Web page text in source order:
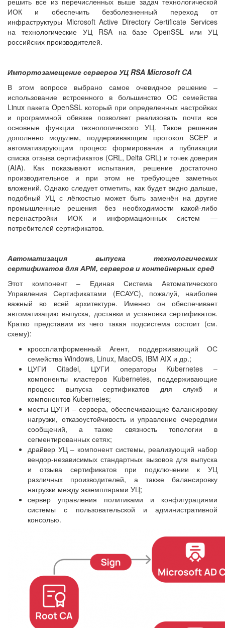
ИОК и обеспечить безболезненный переход от
инфраструктуры Microsoft Active Directory Certificate Services
на технологические УЦ RSA на базе OpenSSL или УЦ
российских производителей.
Импортозамещение серверов УЦ RSA Microsoft CA
В этом вопросе выбрано самое очевидное решение –
использование встроенного в большинство ОС семейства
Linux пакета OpenSSL который при определенных настройках
и программной обвязке позволяет реализовать почти все
основные функции технологического УЦ. Такое решение
дополнено модулем, поддерживающим протокол SCEP и
автоматизирующим процесс формирования и публикации
списка отзыва сертификатов (CRL, Delta CRL) и точек доверия
(AIA). Как показывают испытания, решение достаточно
производительное и при этом не требующее заметных
вложений. Однако следует отметить, как будет видно дальше,
подобный УЦ с лёгкостью может быть заменён на другие
промышленные решения без необходимости какой-либо
перенастройки ИОК и информационных систем —
потребителей сертификатов.
Автоматизация выпуска технологических
сертификатов для АРМ, серверов и контейнерных сред
Этот компонент – Единая Система Автоматического
Управления Сертификатами (ЕСАУС), пожалуй, наиболее
важный во всей архитектуре. Именно он обеспечивает
автоматизацию выпуска, доставки и установки сертификатов.
Кратко представим из чего такая подсистема состоит (см.
схему):
кроссплатформенный Агент, поддерживающий ОС
семейства Windows, Linux, MacOS, IBM AIX и др.;
ЦУГИ Citadel, ЦУГИ операторы Kubernetes –
компоненты кластеров Kubernetes, поддерживающие
процесс выпуска сертификатов для служб и
компонентов Kubernetes;
мосты ЦУГИ – сервера, обеспечивающие балансировку
нагрузки, отказоустойчивость и управление очередями
сообщений, а также связность топологии в
сегментированных сетях;
драйвер УЦ – компонент системы, реализующий набор
вендор-независимых стандартных вызовов для выпуска
и отзыва сертификатов при подключении к УЦ
различных производителей, а также балансировку
нагрузки между экземплярами УЦ;
сервер управления политиками и конфигурациями
системы с пользовательской и административной
консолью.